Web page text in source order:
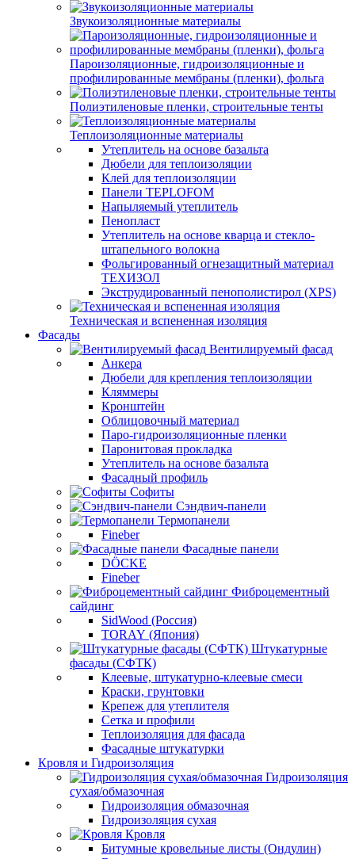
Звукоизоляционные материалы
Пароизоляционные, гидроизоляционные и
профилированные мембраны (пленки), фольга
Полиэтиленовые пленки, строительные тенты
Теплоизоляционные материалы
Утеплитель на основе базальта
Дюбели для теплоизоляции
Клей для теплоизоляции
Панели TEPLOFOM
Напыляемый утеплитель
Пенопласт
Утеплитель на основе кварца и стекло-
штапельного волокна
Фольгированный огнезащитный материал
ТЕХИЗОЛ
Экструдированный пенополистирол (XPS)
Техническая и вспененная изоляция
Фасады
Вентилируемый фасад
Анкера
Дюбели для крепления теплоизоляции
Кляммеры
Кронштейн
Облицовочный материал
Паро-гидроизоляционные пленки
Паронитовая прокладка
Утеплитель на основе базальта
Фасадный профиль
Софиты
Сэндвич-панели
Термопанели
Fineber
Фасадные панели
DÖCKE
Fineber
Фиброцементный
сайдинг
SidWood (Россия)
TORAY (Япония)
Штукатурные
фасады (СФТК)
Клеевые, штукатурно-клеевые смеси
Краски, грунтовки
Крепеж для утеплителя
Сетка и профили
Теплоизоляция для фасада
Фасадные штукатурки
Кровля и Гидроизоляция
Гидроизоляция
сухая/обмазочная
Гидроизоляция обмазочная
Гидроизоляция сухая
Кровля
Битумные кровельные листы (Ондулин)